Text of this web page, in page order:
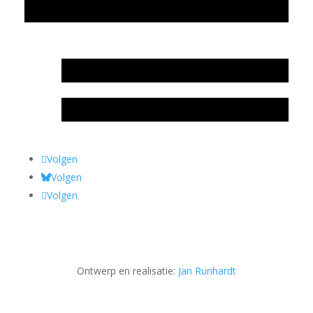
Volgen
Volgen
Volgen
Ontwerp en realisatie: Jan Runhardt